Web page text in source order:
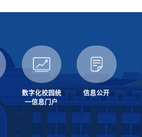
数字化校园统
一信息门户
信息公开